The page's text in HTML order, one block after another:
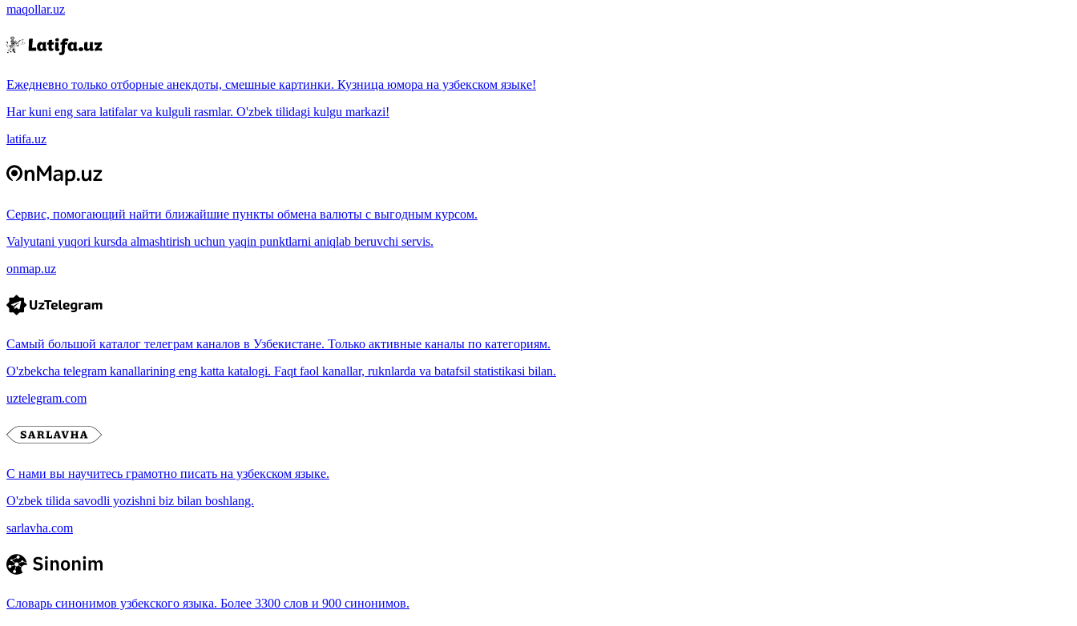
maqollar.uz
Ежедневно только отборные анекдоты, смешные картинки. Кузница юмора на узбекском языке!
Har kuni eng sara latifalar va kulguli rasmlar. O'zbek tilidagi kulgu markazi!
latifa.uz
Сервис, помогающий найти ближайшие пункты обмена валюты с выгодным курсом.
Valyutani yuqori kursda almashtirish uchun yaqin punktlarni aniqlab beruvchi servis.
onmap.uz
Самый большой каталог телеграм каналов в Узбекистане. Только активные каналы по категориям.
O'zbekcha telegram kanallarining eng katta katalogi. Faqt faol kanallar, ruknlarda va batafsil statistikasi bilan.
uztelegram.com
С нами вы научитесь грамотно писать на узбекском языке.
O'zbek tilida savodli yozishni biz bilan boshlang.
sarlavha.com
Словарь синонимов узбекского языка. Более 3300 слов и 900 синонимов.